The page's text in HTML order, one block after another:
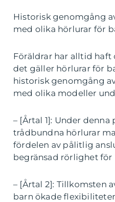
Historisk genomgång
med olika hörlurar för
Föräldrar har alltid haft
det gäller hörlurar för
historisk genomgång
med olika modeller
– [Årtal 1]: Under
trådbundna hörlurar
fördelen av pålitlig
begränsad rörlighet för
– [Årtal 2]: Tillkomsten
barn ökade